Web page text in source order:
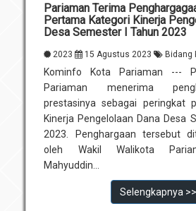
Pariaman Terima
Pertama Kategori Kinerja
Desa Semester I Tahun 2023
2023 15 Agustus 2023 Bidang
Kominfo Kota Pariaman ---
Pariaman menerima
prestasinya sebagai peringkat
Kinerja Pengelolaan Dana Desa
2023. Penghargaan tersebut
oleh Wakil Walikota
Mahyuddin...
Selengkapnya >>